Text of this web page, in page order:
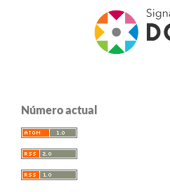
Número actual